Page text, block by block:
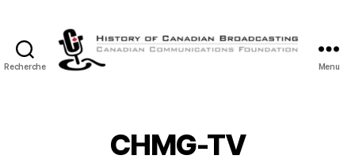
Recherche
Radiodiffusion
Canadienne
Menu
CHMG-TV